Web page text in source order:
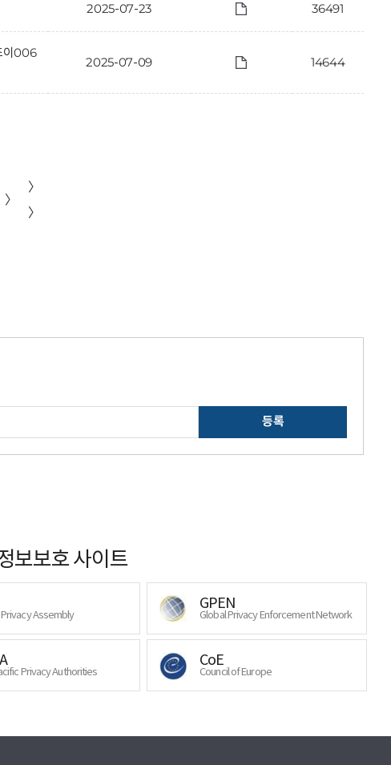
2025-07-23 36491
이006
2025-07-09 14644
〉
〉
〉
등록
보보호 사이트
Assembly
GPEN
Global Privacy Enforcement Network
Privacy Authorities
CoE
Council of Europe